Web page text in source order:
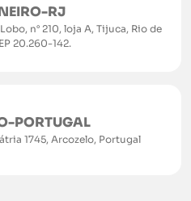
RJ
n° 210, loja A, Tijuca, Rio de
20.260-142.
PORTUGAL
1745, Arcozelo, Portugal